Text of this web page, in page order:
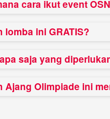
cara ikut event
lomba ini GRATIS?
saja yang
Ajang Olimpiade ini